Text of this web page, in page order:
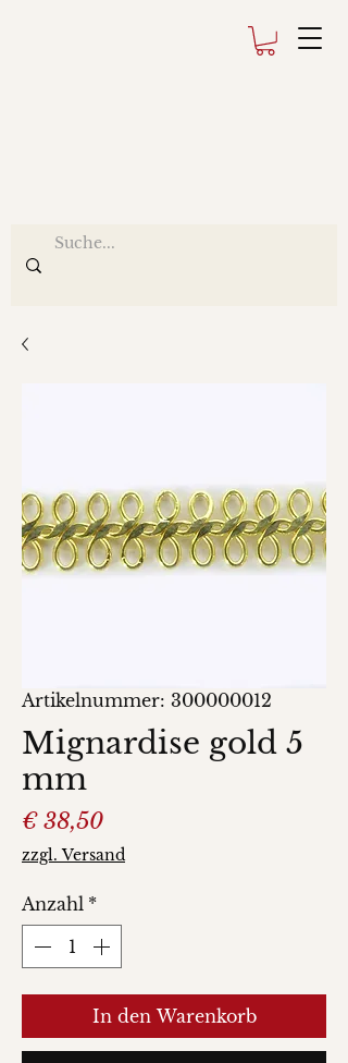
Artikelnummer: 300000012
Mignardise gold 5
mm
€ 38,50Preis
zzgl. Versand
Anzahl *
In den Warenkorb